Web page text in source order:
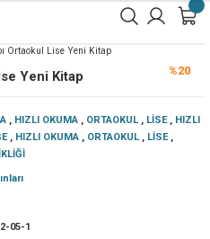
%20
Yeni Kitap
, HIZLI OKUMA , ORTAOKUL , LİSE , HIZLI
, HIZLI OKUMA , ORTAOKUL , LİSE ,
05-1